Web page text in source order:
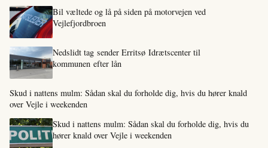
Bil væltede og lå på siden på motorvejen ved
Vejlefjordbroen
Nedslidt tag sender Erritsø Idrætscenter til
kommunen efter lån
Skud i nattens mulm: Sådan skal du forholde dig, hvis du hører knald
over Vejle i weekenden
Skud i nattens mulm: Sådan skal du forholde dig, hvis du
hører knald over Vejle i weekenden